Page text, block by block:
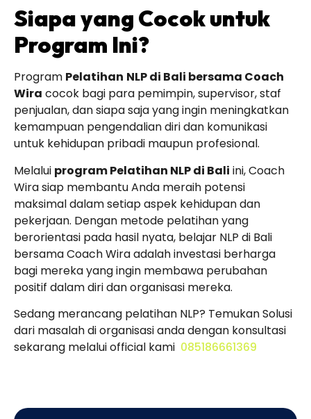
Siapa yang Cocok untuk
Program Ini?
Program Pelatihan NLP di Bali bersama Coach
Wira cocok bagi para pemimpin, supervisor, staf
penjualan, dan siapa saja yang ingin meningkatkan
kemampuan pengendalian diri dan komunikasi
untuk kehidupan pribadi maupun profesional.
Melalui program Pelatihan NLP di Bali ini, Coach
Wira siap membantu Anda meraih potensi
maksimal dalam setiap aspek kehidupan dan
pekerjaan. Dengan metode pelatihan yang
berorientasi pada hasil nyata, belajar NLP di Bali
bersama Coach Wira adalah investasi berharga
bagi mereka yang ingin membawa perubahan
positif dalam diri dan organisasi mereka.
Sedang merancang pelatihan NLP? Temukan Solusi
dari masalah di organisasi anda dengan konsultasi
sekarang melalui official kami 085186661369